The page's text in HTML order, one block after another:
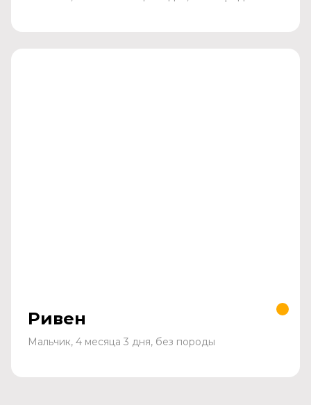
Ривен
Мальчик, 4 месяца 3 дня, без породы